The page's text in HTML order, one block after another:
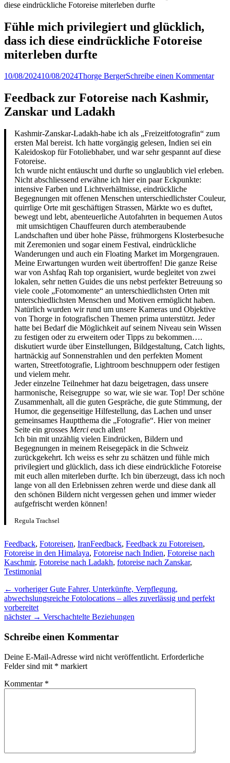
diese eindrückliche Fotoreise miterleben durfte
Fühle mich privilegiert und glücklich,
dass ich diese eindrückliche Fotoreise
miterleben durfte
Veröffentlicht
10/08/202410/08/2024Author
Thorge BergerSchreibe einen Kommentar
Feedback zur Fotoreise nach Kashmir,
Zanskar und Ladakh
Kashmir-Zanskar-Ladakh-habe ich als „Freizeitfotografin“ zum
ersten Mal bereist. Ich hatte vorgängig gelesen, Indien sei ein
Kaleidoskop für Fotoliebhaber, und war sehr gespannt auf diese
Fotoreise.
Ich wurde nicht entäuscht und durfte so unglaublich viel erleben.
Nicht abschliessend erwähne ich hier ein paar Eckpunkte:
intensive Farben und Lichtverhältnisse, eindrückliche
Begegnungen mit offenen Menschen unterschiedlichster Couleur,
quirrlige Orte mit geschäftigen Strassen, Märkte wo es duftet,
bewegt und lebt, abenteuerliche Autofahrten in bequemen Autos
mit umsichtigen Chauffeuren durch atemberaubende
Landschaften und über hohe Pässe, frühmorgens Klosterbesuche
mit Zeremonien und sogar einem Festival, eindrückliche
Wanderungen und auch ein Floating Market im Morgengrauen.
Meine Erwartungen wurden weit übertroffen! Die ganze Reise
war von Ashfaq Rah top organisiert, wurde begleitet von zwei
lokalen, sehr netten Guides die uns nebst perfekter Betreuung so
viele coole „Fotomomente“ an unterschiedlichsten Orten mit
unterschiedlichsten Menschen und Motiven ermöglicht haben.
Natürlich wurden wir rund um unsere Kameras und Objektive
von Thorge in fotografischen Themen prima unterstützt. Jeder
hatte bei Bedarf die Möglichkeit auf seinem Niveau sein Wissen
zu festigen oder zu erweitern oder Tipps zu bekommen….
diskutiert wurde über Einstellungen, Bildgestaltung, Catch lights,
hartnäckig auf Sonnenstrahlen und den perfekten Moment
warten, Streetfotografie, Lightroom beschnuppern oder festigen
und vielem mehr.
Jeder einzelne Teilnehmer hat dazu beigetragen, dass unsere
harmonische, Reisegruppe so war, wie sie war. Top! Der schöne
Zusammenhalt, all die guten Gespräche, die gute Stimmung, der
Humor, die gegenseitige Hilfestellung, das Lachen und unser
gemeinsames Hauptthema die „Fotografie“. Hier von meiner
Seite ein grosses Merci euch allen!
Ich bin mit unzählig vielen Eindrücken, Bildern und
Begegnungen in meinem Reisegepäck in die Schweiz
zurückgekehrt. Ich weiss es sehr zu schätzen und fühle mich
privilegiert und glücklich, dass ich diese eindrückliche Fotoreise
mit euch allen miterleben durfte. Ich bin überzeugt, dass ich noch
lange von all den Erlebnissen zehren werde und diese dank all
den schönen Bildern nicht vergessen gehen und immer wieder
aufgefrischt werden können!
Regula Trachsel
Kategorien
Feedback, Fotoreisen, IranTags
Feedback, Feedback zu Fotoreisen,
Fotoreise in den Himalaya, Fotoreise nach Indien, Fotoreise nach
Kaschmir, Fotoreise nach Ladakh, fotoreise nach Zanskar,
Testimonial
Beitragsnavigation
← vorheriger Vorheriger
Beitrag:
Gute Fahrer, Unterkünfte, Verpflegung,
abwechslungsreiche Fotolocations – alles zuverlässig und perfekt
vorbereitet
nächster → nächster
Verschachtelte Beziehungen
Schreibe einen Kommentar
Deine E-Mail-Adresse wird nicht veröffentlicht. Erforderliche
Felder sind mit * markiert
Kommentar *